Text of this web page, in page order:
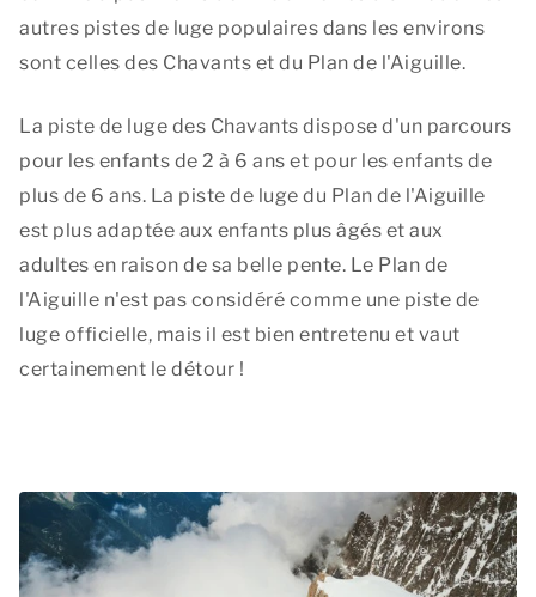
autres pistes de luge populaires dans les environs
sont celles des Chavants et du Plan de l'Aiguille.
La piste de luge des Chavants dispose d'un parcours
pour les enfants de 2 à 6 ans et pour les enfants de
plus de 6 ans. La piste de luge du Plan de l'Aiguille
est plus adaptée aux enfants plus âgés et aux
adultes en raison de sa belle pente. Le Plan de
l'Aiguille n'est pas considéré comme une piste de
luge officielle, mais il est bien entretenu et vaut
certainement le détour !